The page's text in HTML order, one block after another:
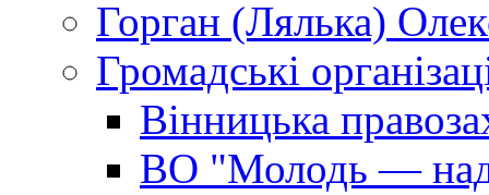
Горган (Лялька)
Громадські
Вінницька
ВО "Молодь —